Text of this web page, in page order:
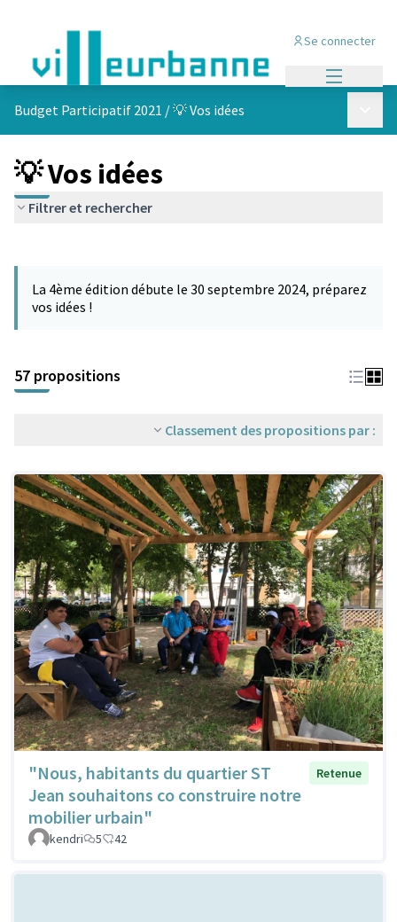
Se connecter
Budget Participatif 2021 /💡 Vos idées
💡 Vos idées
Filtrer et rechercher
La 4ème édition débute le 30 septembre 2024, préparez
vos idées !
57 propositions
Classement des propositions par :
"Nous, habitants du quartier ST
Jean souhaitons co construire notre
mobilier urbain"
Retenue
kendri 5 42